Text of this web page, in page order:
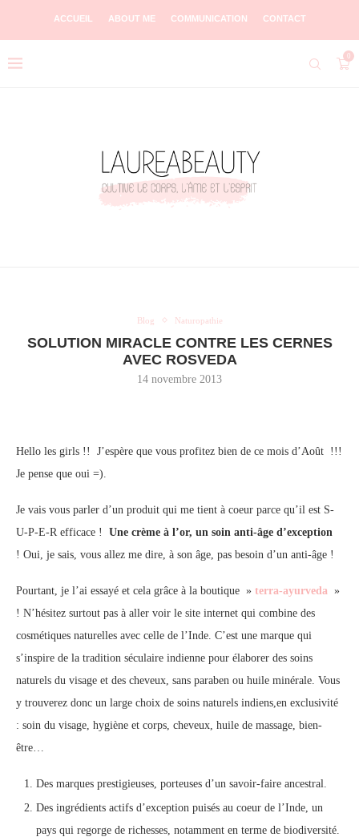
ACCUEIL ABOUT ME COMMUNICATION CONTACT
0
Blog Naturopathie
SOLUTION MIRACLE CONTRE LES CERNES
AVEC ROSVEDA
14 novembre 2013
Hello les girls !! J’espère que vous profitez bien de ce mois d’Août !!!
Je pense que oui =).
Je vais vous parler d’un produit qui me tient à coeur parce qu’il est S-
U-P-E-R efficace ! Une crème à l’or, un soin anti-âge d’exception
! Oui, je sais, vous allez me dire, à son âge, pas besoin d’un anti-âge !
Pourtant, je l’ai essayé et cela grâce à la boutique » terra-ayurveda »
! N’hésitez surtout pas à aller voir le site internet qui combine des
cosmétiques naturelles avec celle de l’Inde. C’est une marque qui
s’inspire de la tradition séculaire indienne pour élaborer des soins
naturels du visage et des cheveux, sans paraben ou huile minérale. Vous
y trouverez donc un large choix de soins naturels indiens,en exclusivité
: soin du visage, hygiène et corps, cheveux, huile de massage, bien-
être…
Des marques prestigieuses, porteuses d’un savoir-faire ancestral.
Des ingrédients actifs d’exception puisés au coeur de l’Inde, un
pays qui regorge de richesses, notamment en terme de biodiversité.